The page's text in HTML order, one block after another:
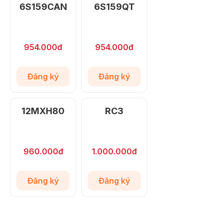
6S159CAN
954.000đ
Đăng ký
6S159QT
954.000đ
Đăng ký
12MXH80
960.000đ
Đăng ký
RC3
1.000.000đ
Đăng ký